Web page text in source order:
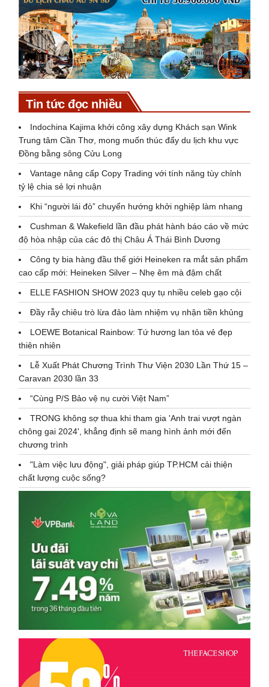
Tin tức đọc nhiều
Indochina Kajima khởi công xây dựng Khách sạn Wink
Trung tâm Cần Thơ, mong muốn thúc đẩy du lịch khu vực
Đồng bằng sông Cửu Long
Vantage nâng cấp Copy Trading với tính năng tùy chỉnh
tỷ lệ chia sẻ lợi nhuận
Khi “người lái đò” chuyển hướng khởi nghiệp làm nhang
Cushman & Wakefield lần đầu phát hành báo cáo về mức
độ hòa nhập của các đô thị Châu Á Thái Bình Dương
Công ty bia hàng đầu thế giới Heineken ra mắt sản phẩm
cao cấp mới: Heineken Silver – Nhẹ êm mà đậm chất
ELLE FASHION SHOW 2023 quy tụ nhiều celeb gạo cội
Đầy rẫy chiêu trò lừa đảo làm nhiệm vụ nhận tiền khủng
LOEWE Botanical Rainbow: Tứ hương lan tỏa vẻ đẹp
thiên nhiên
Lễ Xuất Phát Chương Trình Thư Viện 2030 Lần Thứ 15 –
Caravan 2030 lần 33
“Cùng P/S Bảo vệ nụ cười Việt Nam”
TRONG không sợ thua khi tham gia 'Anh trai vượt ngàn
chông gai 2024', khẳng định sẽ mang hình ảnh mới đến
chương trình
"Làm việc lưu động", giải pháp giúp TP.HCM cải thiện
chất lượng cuộc sống?